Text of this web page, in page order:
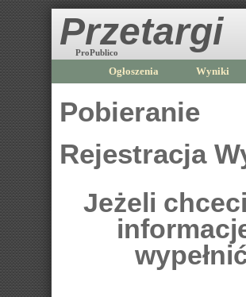
Przetargi
ProPublico
Ogłoszenia Wyniki
Pobieranie
Rejestracja
Jeżeli